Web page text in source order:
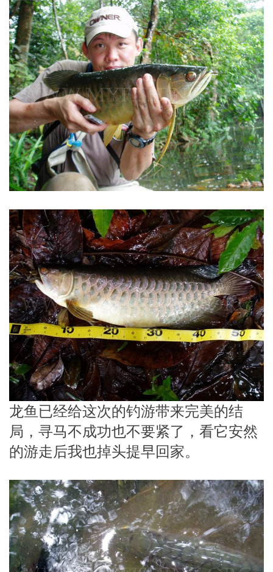
龙鱼已经给这次的钓游带来完美的结
局，寻马不成功也不要紧了，看它安然
的游走后我也掉头提早回家。